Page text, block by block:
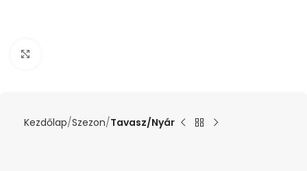
Kezdőlap Szezon Tavasz/Nyár